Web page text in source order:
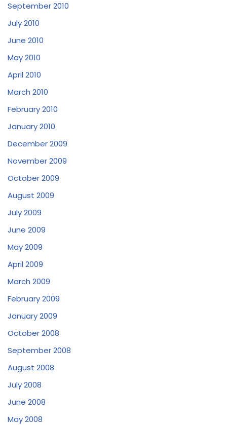
September 2010
July 2010
June 2010
May 2010
April 2010
March 2010
February 2010
January 2010
December 2009
November 2009
October 2009
August 2009
July 2009
June 2009
May 2009
April 2009
March 2009
February 2009
January 2009
October 2008
September 2008
August 2008
July 2008
June 2008
May 2008